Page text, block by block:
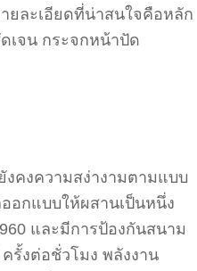
ยละเอียดที่น่าสนใจคือหลัก
เจน กระจกหน้าปัด
งคงความสง่างามตามแบบ
อกแบบให้ผสานเป็นหนึ่ง
และมีการป้องกันสนาม
รั้งต่อชั่วโมง พลังงาน